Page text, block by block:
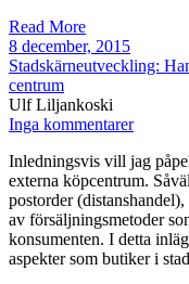
Read More
8 december, 2015
Stadskärneutveckling:
centrum
Ulf Liljankoski
Inga kommentarer
Inledningsvis vill jag
externa köpcentrum.
postorder
av försäljningsmetoder
konsumenten. I detta
aspekter som butiker i